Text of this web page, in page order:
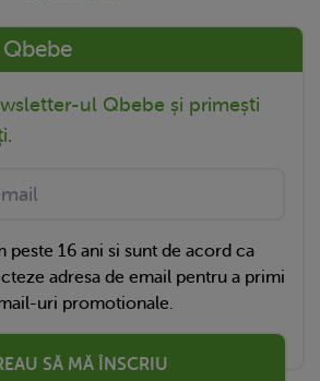
ul Qbebe și primești
peste 16 ani si sunt de acord ca
adresa de email pentru a primi
uri promotionale.
SĂ MĂ ÎNSCRIU